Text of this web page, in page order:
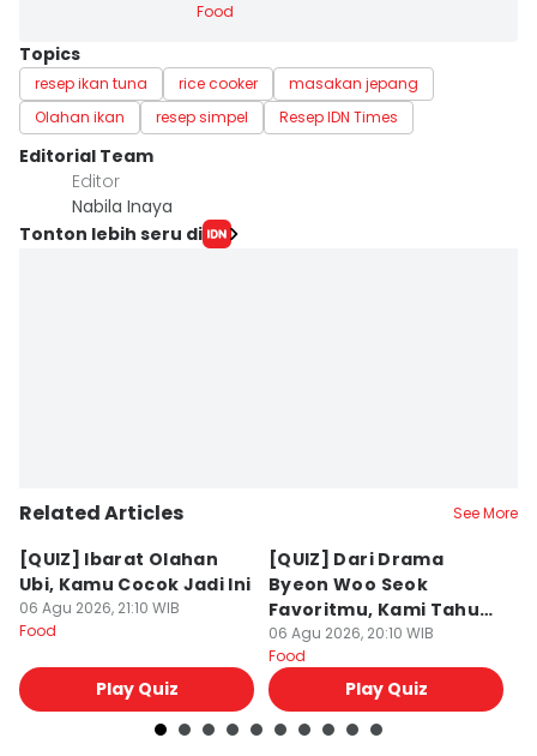
Food
Topics
resep ikan tuna rice cooker
masakan jepang
Olahan ikan
resep simpel Resep IDN Times
Editorial Team
Editor
Nabila Inaya
Tonton lebih seru di
Related Articles See More
[QUIZ] Ibarat Olahan
Ubi, Kamu Cocok Jadi Ini
06 Agu 2026, 21:10 WIB
Food
Play Quiz
[QUIZ] Dari Drama
Byeon Woo Seok
Favoritmu, Kami Tahu
Makanan yang Cocok
untukmu
06 Agu 2026, 20:10 WIB
Food
Play Quiz